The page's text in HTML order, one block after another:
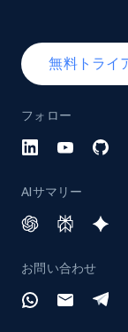
無料トライ
フォロー
AIサマリー
お問い合わせ